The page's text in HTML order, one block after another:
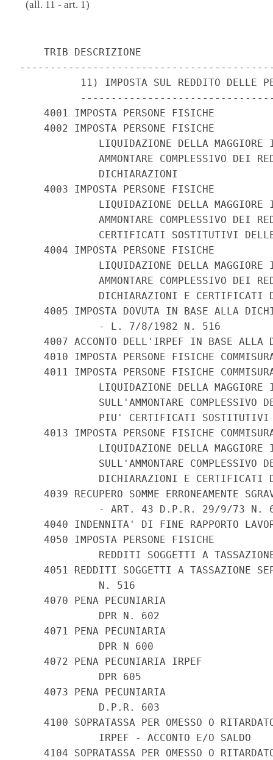
(all. 11 - art. 1)
    TRIB DESCRIZIONE
11) IMPOSTA SUL REDDITO DELLE
    4001 IMPOSTA PERSONE FISICHE
    4002 IMPOSTA PERSONE FISICHE
LIQUIDAZIONE DELLA MAGGIORE
AMMONTARE COMPLESSIVO DEI
             DICHIARAZIONI
    4003 IMPOSTA PERSONE FISICHE
LIQUIDAZIONE DELLA MAGGIORE
AMMONTARE COMPLESSIVO DEI
CERTIFICATI SOSTITUTIVI
    4004 IMPOSTA PERSONE FISICHE
LIQUIDAZIONE DELLA MAGGIORE
AMMONTARE COMPLESSIVO DEI
DICHIARAZIONI E CERTIFICATI
4005 IMPOSTA DOVUTA IN BASE ALLA
             - L. 7/8/1982 N. 516
4007 ACCONTO DELL'IRPEF IN BASE ALLA
4010 IMPOSTA PERSONE FISICHE
4011 IMPOSTA PERSONE FISICHE
LIQUIDAZIONE DELLA MAGGIORE
SULL'AMMONTARE COMPLESSIVO
PIU' CERTIFICATI
4013 IMPOSTA PERSONE FISICHE
LIQUIDAZIONE DELLA MAGGIORE
SULL'AMMONTARE COMPLESSIVO
DICHIARAZIONI E CERTIFICATI
4039 RECUPERO SOMME ERRONEAMENTE
- ART. 43 D.P.R. 29/9/73 N.
4040 INDENNITA' DI FINE RAPPORTO
    4050 IMPOSTA PERSONE FISICHE
REDDITI SOGGETTI A
4051 REDDITI SOGGETTI A TASSAZIONE
             N. 516
    4070 PENA PECUNIARIA
             DPR N. 602
    4071 PENA PECUNIARIA
             DPR N 600
    4072 PENA PECUNIARIA IRPEF
             DPR 605
    4073 PENA PECUNIARIA
             D.P.R. 603
4100 SOPRATASSA PER OMESSO O
             IRPEF - ACCONTO E/O SALDO
4104 SOPRATASSA PER OMESSO O